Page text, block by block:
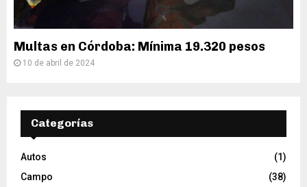
Multas en Córdoba: Mínima 19.320 pesos
10 de abril de 2024
Categorías
Autos
(1)
Campo
(38)